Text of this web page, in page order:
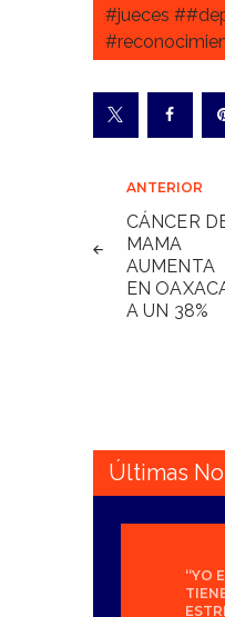
#jueces
de
entradas
ANTERIOR
CÁNCER
MAMA
AUMENTA
EN
A UN 38%
Últimas
“YO